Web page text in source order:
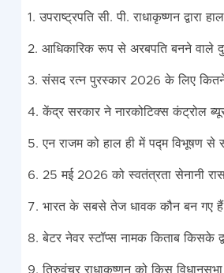
1. उपराष्ट्रपति सी. पी. राधाकृष्णन
2. आधिकारिक रूप से अरबपति बनने वाले
3. संसद रत्न पुरस्कार 2026 के लिए
4. केंद्र सरकार ने नारकोटिक्स कंट्रोल
5. एन राजम को हाल ही में पद्म विभूषण से
6. 25 मई 2026 को स्वतंत्रता सेनानी रास
7. भारत के सबसे तेज धावक कौन बन गए हैं?
8. बेटर नेवर स्टॉप्स नामक किताब किसके
9. तिरुवंचूर राधाकृष्णन को किस